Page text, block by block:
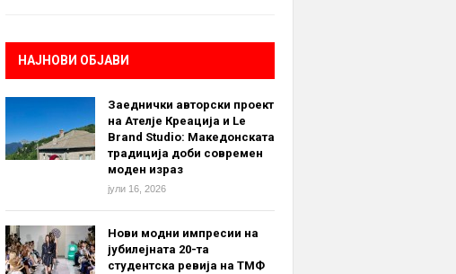
НАЈНОВИ ОБЈАВИ
Заеднички авторски проект
на Ателје Креација и Le
Brand Studio: Македонската
традиција доби современ
моден израз
јули 16, 2026
Нови модни импресии на
јубилејната 20-та
студентска ревија на ТМФ